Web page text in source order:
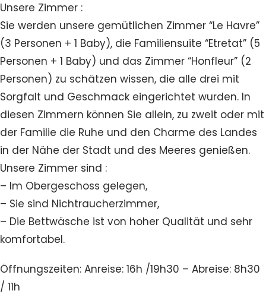
Unsere Zimmer :
Sie werden unsere gemütlichen Zimmer “Le Havre”
(3 Personen + 1 Baby), die Familiensuite “Etretat” (5
Personen + 1 Baby) und das Zimmer “Honfleur” (2
Personen) zu schätzen wissen, die alle drei mit
Sorgfalt und Geschmack eingerichtet wurden. In
diesen Zimmern können Sie allein, zu zweit oder mit
der Familie die Ruhe und den Charme des Landes
in der Nähe der Stadt und des Meeres genießen.
Unsere Zimmer sind :
– Im Obergeschoss gelegen,
– Sie sind Nichtraucherzimmer,
– Die Bettwäsche ist von hoher Qualität und sehr
komfortabel.
Öffnungszeiten: Anreise: 16h /19h30 – Abreise: 8h30
/ 11h